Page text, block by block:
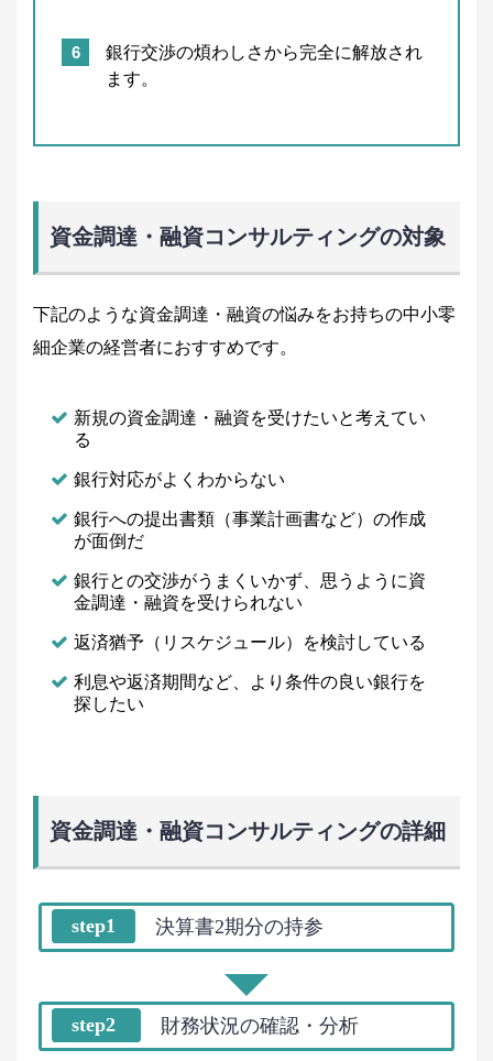
銀行交渉の煩わしさから完全に解放され
ます。
資金調達・融資コンサルティングの対象
下記のような資金調達・融資の悩みをお持ちの中小零
細企業の経営者におすすめです。
新規の資金調達・融資を受けたいと考えてい
る
銀行対応がよくわからない
銀行への提出書類（事業計画書など）の作成
が面倒だ
銀行との交渉がうまくいかず、思うように資
金調達・融資を受けられない
返済猶予（リスケジュール）を検討している
利息や返済期間など、より条件の良い銀行を
探したい
資金調達・融資コンサルティングの詳細
step1 決算書2期分の持参
step2 財務状況の確認・分析